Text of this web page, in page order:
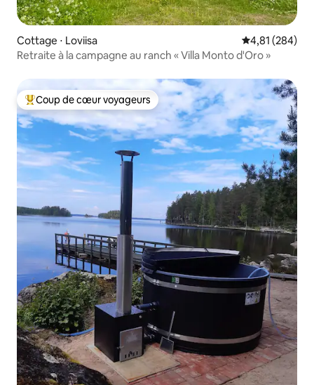
Cottage ⋅ Loviisa Évaluation
4,81 (284)
Retraite à la campagne au ranch « Villa Monto d'Oro »
Coups de cœur voyageurs les plus appréciés
Coup de cœur voyageurs